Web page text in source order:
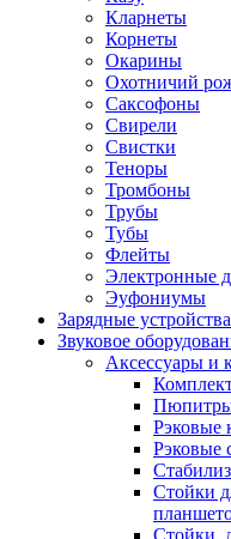
Кларнеты
Корнеты
Окарины
Охотничий
Саксофоны
Свирели
Свистки
Теноры
Тромбоны
Трубы
Тубы
Флейты
Электронные
Эуфониумы
Зарядные устройства
Звуковое
Аксессуары и
Рэковые
Рэковые
Стойки
Стойки,